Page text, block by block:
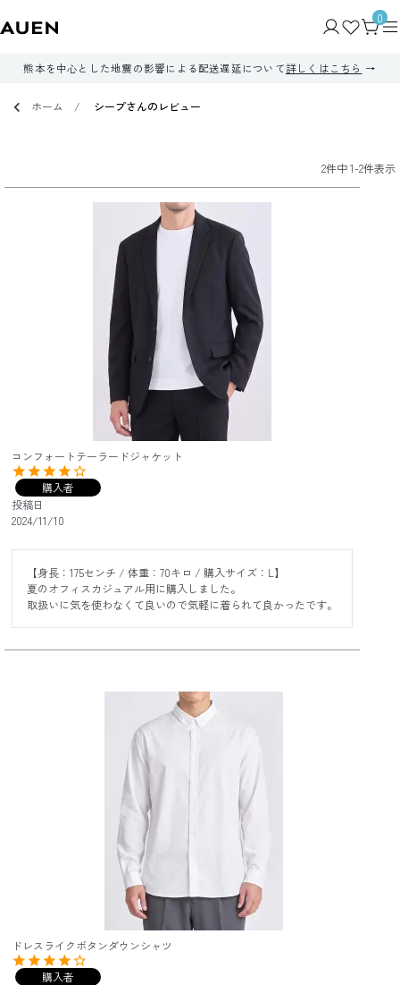
0
熊本を中心とした地震の影響による配送遅延について詳しくはこちら
ホーム シープさんのレビュー
2件中1-2件表示
コンフォートテーラードジャケット
購入者
投稿日
2024/11/10
【身長：175センチ / 体重：70キロ / 購入サイズ：L】
夏のオフィスカジュアル用に購入しました。
取扱いに気を使わなくて良いので気軽に着られて良かったです。
ドレスライクボタンダウンシャツ
購入者